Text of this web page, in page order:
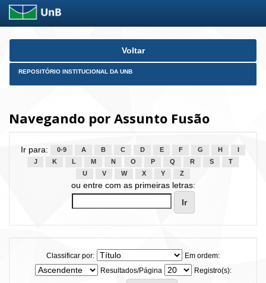
Skip
Voltar
REPOSITÓRIO INSTITUCIONAL DA UNB
Navegando por Assunto Fusão
Ir para: 0-9 A B C D E F G H
J
K L M N O P Q R S
T
U
V W X Y Z
ou entre com as primeiras letras:
Classificar por:
Em ordem:
Resultados/Página
Registro(s):